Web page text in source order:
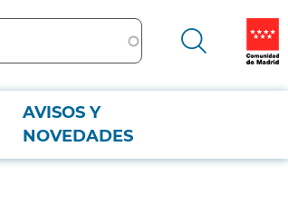
AVISOS Y
NOVEDADES